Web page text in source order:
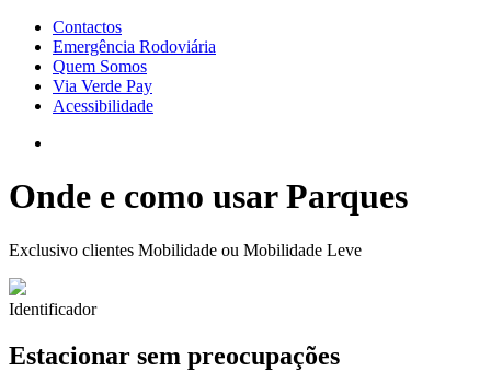
Contactos
Emergência Rodoviária
Quem Somos
Via Verde Pay
Acessibilidade
Onde e como usarParques
Exclusivo clientes Mobilidade ou Mobilidade Leve
Identificador
Estacionar sem preocupações